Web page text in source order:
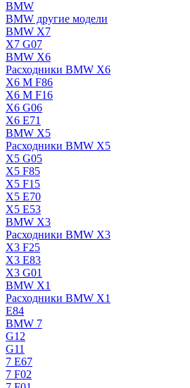
BMW
BMW другие модели
BMW X7
X7 G07
BMW X6
Расходники BMW X6
X6 M F86
X6 M F16
X6 G06
X6 E71
BMW X5
Расходники BMW X5
X5 G05
X5 F85
X5 F15
X5 E70
X5 E53
BMW X3
Расходники BMW X3
X3 F25
X3 E83
X3 G01
BMW X1
Расходники BMW X1
E84
BMW 7
G12
G11
7 Е67
7 F02